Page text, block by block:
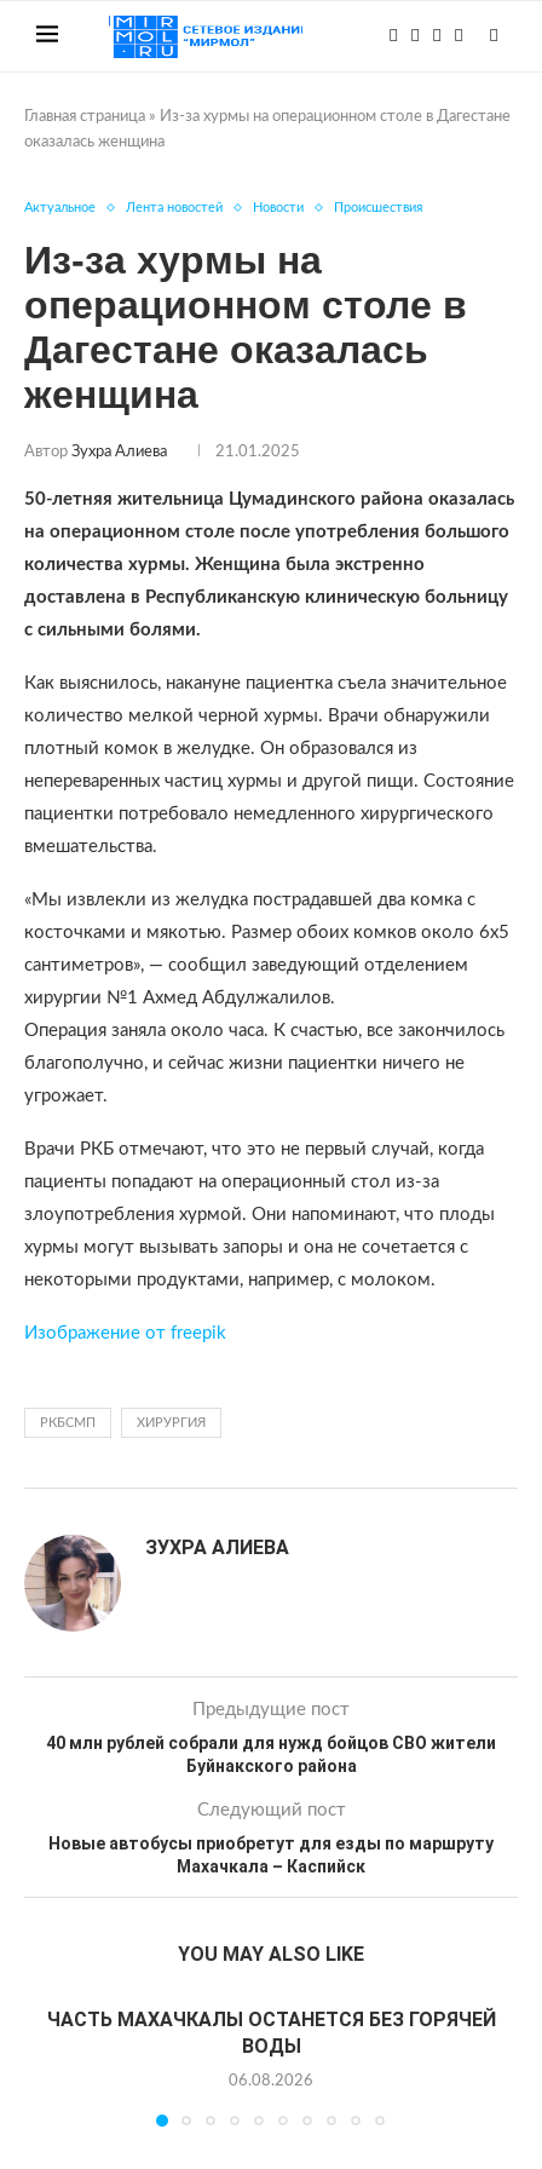
Главная страница » Из-за хурмы на операционном столе в Дагестане
оказалась женщина
Актуальное Лента новостей Новости Происшествия
Из-за хурмы на
операционном столе в
Дагестане оказалась
женщина
Автор Зухра Алиева 21.01.2025
50-летняя жительница Цумадинского района оказалась
на операционном столе после употребления большого
количества хурмы. Женщина была экстренно
доставлена в Республиканскую клиническую больницу
с сильными болями.
Как выяснилось, накануне пациентка съела значительное
количество мелкой черной хурмы. Врачи обнаружили
плотный комок в желудке. Он образовался из
непереваренных частиц хурмы и другой пищи. Состояние
пациентки потребовало немедленного хирургического
вмешательства.
«Мы извлекли из желудка пострадавшей два комка с
косточками и мякотью. Размер обоих комков около 6х5
сантиметров», — сообщил заведующий отделением
хирургии №1 Ахмед Абдулжалилов.
Операция заняла около часа. К счастью, все закончилось
благополучно, и сейчас жизни пациентки ничего не
угрожает.
Врачи РКБ отмечают, что это не первый случай, когда
пациенты попадают на операционный стол из-за
злоупотребления хурмой. Они напоминают, что плоды
хурмы могут вызывать запоры и она не сочетается с
некоторыми продуктами, например, с молоком.
Изображение от freepik
РКБСМП ХИРУРГИЯ
ЗУХРА АЛИЕВА
Предыдущие пост
40 млн рублей собрали для нужд бойцов СВО жители
Буйнакского района
Следующий пост
Новые автобусы приобретут для езды по маршруту
Махачкала – Каспийск
YOU MAY ALSO LIKE
ЧАСТЬ МАХАЧКАЛЫ ОСТАНЕТСЯ БЕЗ ГОРЯЧЕЙ
ВОДЫ
06.08.2026